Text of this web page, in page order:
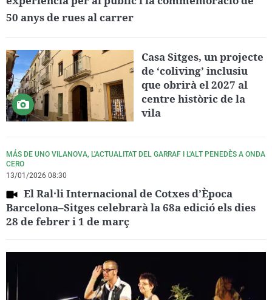
50 anys de rues al carrer
Casa Sitges, un projecte
de ‘coliving’ inclusiu
que obrirà el 2027 al
centre històric de la
vila
MÁS DE UNO VILANOVA, L'ACTUALITAT DEL GARRAF I L'ALT PENEDÈS A ONDA
CERO
13/01/2026 08:30
El Ral·li Internacional de Cotxes d’Època
Barcelona–Sitges celebrarà la 68a edició els dies
28 de febrer i 1 de març